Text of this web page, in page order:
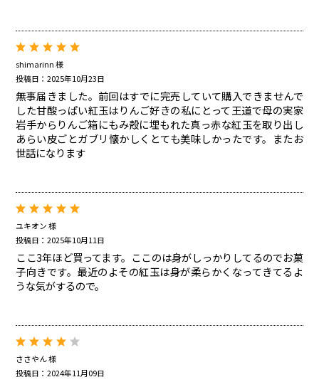
shimarinn 様
投稿日：2025年10月23日
無事届きました。前回はすでに完売していて購入できませんで
した甘酸っぱい紅玉はりんご好きの私にとって王道で母の実家
岩手からりんご箱にもみ殻に埋もれた真っ赤な紅玉を取り出し
あらい皮ごとガブリ懐かしくとても美味しかったです。またお
世話になります
ユキオン 様
投稿日：2025年10月11日
ここ3年ほど買ってます。ここのは身がしっかりしてるのでお菓
子向きです。最近のよその紅玉は身が柔らかくなってきてるよ
うな気がするので。
ささやん 様
投稿日：2024年11月09日